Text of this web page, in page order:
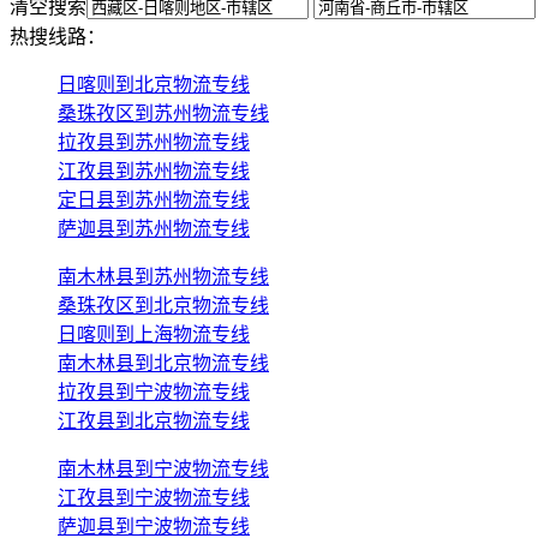
清空搜索
热搜线路：
日喀则到北京物流专线
桑珠孜区到苏州物流专线
拉孜县到苏州物流专线
江孜县到苏州物流专线
定日县到苏州物流专线
萨迦县到苏州物流专线
南木林县到苏州物流专线
桑珠孜区到北京物流专线
日喀则到上海物流专线
南木林县到北京物流专线
拉孜县到宁波物流专线
江孜县到北京物流专线
南木林县到宁波物流专线
江孜县到宁波物流专线
萨迦县到宁波物流专线